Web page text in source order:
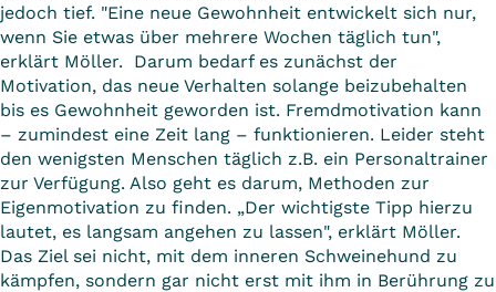
jedoch tief. "Eine neue Gewohnheit entwickelt sich nur,
wenn Sie etwas über mehrere Wochen täglich tun",
erklärt Möller. Darum bedarf es zunächst der
Motivation, das neue Verhalten solange beizubehalten
bis es Gewohnheit geworden ist. Fremdmotivation kann
– zumindest eine Zeit lang – funktionieren. Leider steht
den wenigsten Menschen täglich z.B. ein Personaltrainer
zur Verfügung. Also geht es darum, Methoden zur
Eigenmotivation zu finden. „Der wichtigste Tipp hierzu
lautet, es langsam angehen zu lassen", erklärt Möller.
Das Ziel sei nicht, mit dem inneren Schweinehund zu
kämpfen, sondern gar nicht erst mit ihm in Berührung zu